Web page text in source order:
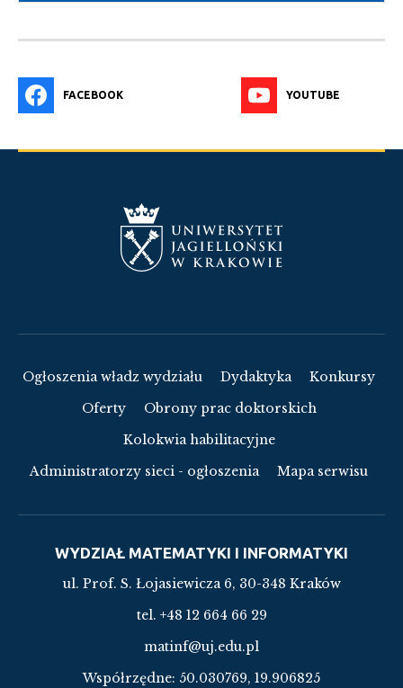
FACEBOOK YOUTUBE
Ogłoszenia władz wydziału Dydaktyka
Konkursy
Oferty
Obrony prac doktorskich
Kolokwia habilitacyjne
Administratorzy sieci - ogłoszenia
Mapa serwisu
WYDZIAŁ MATEMATYKI I INFORMATYKI
ul. Prof. S. Łojasiewicza 6, 30-348 Kraków
tel. +48 12 664 66 29
matinf@uj.edu.pl
Współrzędne: 50.030769, 19.906825